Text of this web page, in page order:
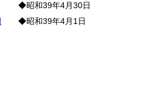
◆昭和39年4月30日
◆昭和39年4月1日